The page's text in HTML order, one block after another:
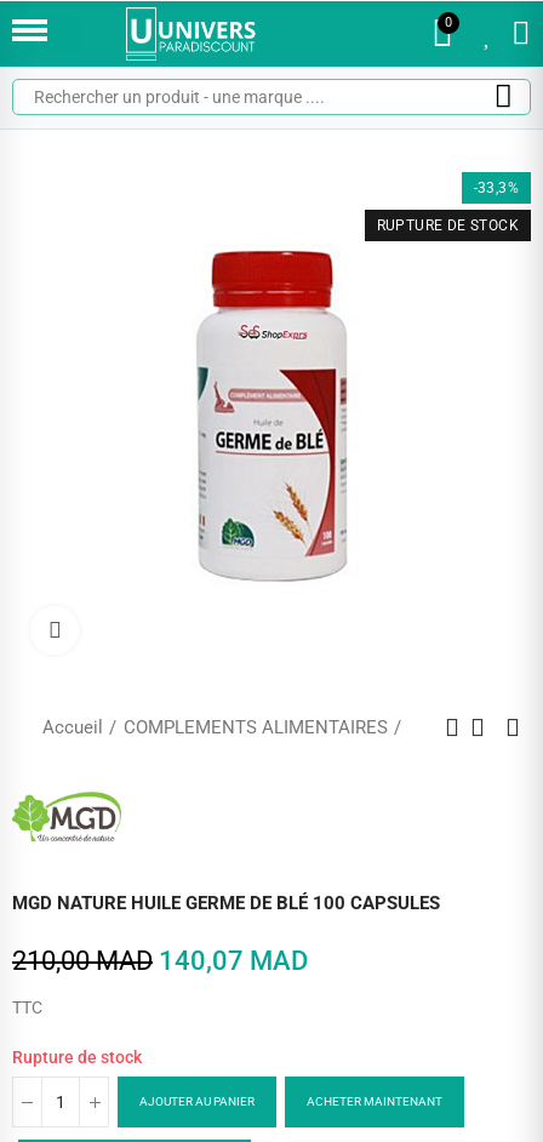
0
-33,3%
RUPTURE DE STOCK
Accueil COMPLEMENTS ALIMENTAIRES
MGD NATURE HUILE GERME DE BLÉ 100 CAPSULES
210,00 MAD 140,07 MAD
TTC
Rupture de stock
AJOUTER AU PANIER ACHETER MAINTENANT